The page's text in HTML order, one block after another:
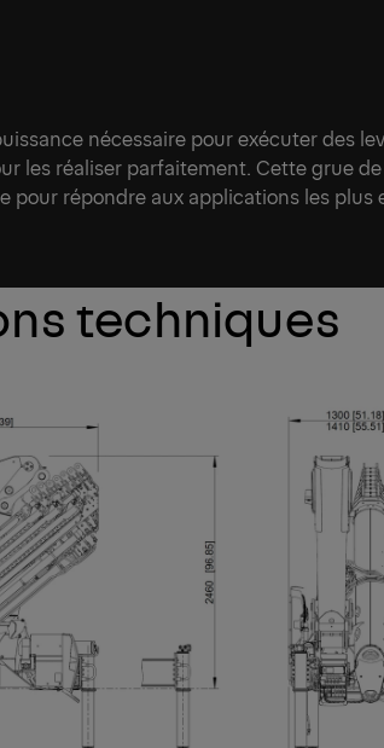
nécessaire pour exécuter des
les réaliser parfaitement. Cette grue
pour répondre aux applications les plus
techniques